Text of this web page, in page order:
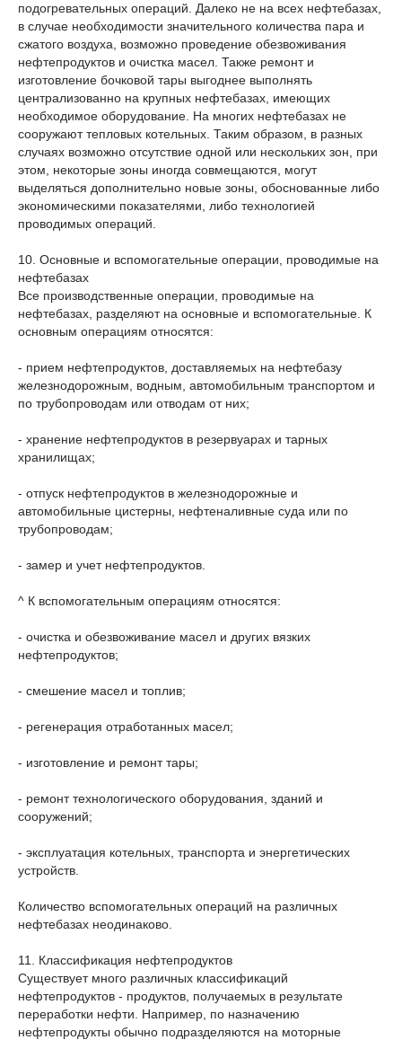
подогревательных операций. Далеко не на всех нефтебазах,
в случае необходимости значительного количества пара и
сжатого воздуха, возможно проведение обезвоживания
нефтепродуктов и очистка масел. Также ремонт и
изготовление бочковой тары выгоднее выполнять
централизованно на крупных нефтебазах, имеющих
необходимое оборудование. На многих нефтебазах не
сооружают тепловых котельных. Таким образом, в разных
случаях возможно отсутствие одной или нескольких зон, при
этом, некоторые зоны иногда совмещаются, могут
выделяться дополнительно новые зоны, обоснованные либо
экономическими показателями, либо технологией
проводимых операций.
10. Основные и вспомогательные операции, проводимые на
нефтебазах
Все производственные операции, проводимые на
нефтебазах, разделяют на основные и вспомогательные. К
основным операциям относятся:
- прием нефтепродуктов, доставляемых на нефтебазу
железнодорожным, водным, автомобильным транспортом и
по трубопроводам или отводам от них;
- хранение нефтепродуктов в резервуарах и тарных
хранилищах;
- отпуск нефтепродуктов в железнодорожные и
автомобильные цистерны, нефтеналивные суда или по
трубопроводам;
- замер и учет нефтепродуктов.
^ К вспомогательным операциям относятся:
- очистка и обезвоживание масел и других вязких
нефтепродуктов;
- смешение масел и топлив;
- регенерация отработанных масел;
- изготовление и ремонт тары;
- ремонт технологического оборудования, зданий и
сооружений;
- эксплуатация котельных, транспорта и энергетических
устройств.
Количество вспомогательных операций на различных
нефтебазах неодинаково.
11. Классификация нефтепродуктов
Существует много различных классификаций
нефтепродуктов - продуктов, получаемых в результате
переработки нефти. Например, по назначению
нефтепродукты обычно подразделяются на моторные